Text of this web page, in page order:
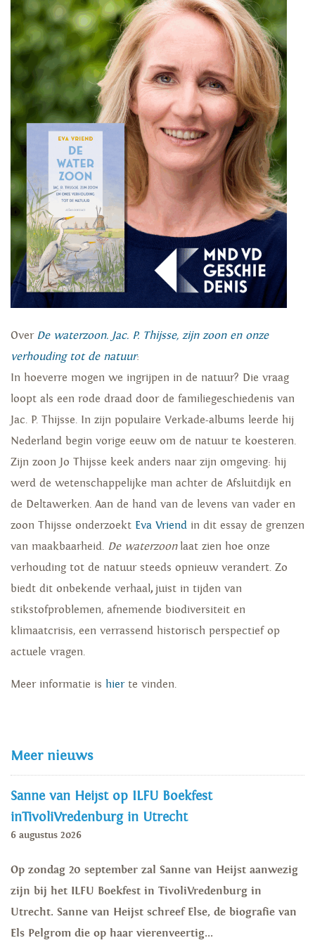
Over De waterzoon. Jac. P. Thijsse, zijn zoon en onze
verhouding tot de natuur:
In hoeverre mogen we ingrijpen in de natuur? Die vraag
loopt als een rode draad door de familiegeschiedenis van
Jac. P. Thijsse. In zijn populaire Verkade-albums leerde hij
Nederland begin vorige eeuw om de natuur te koesteren.
Zijn zoon Jo Thijsse keek anders naar zijn omgeving: hij
werd de wetenschappelijke man achter de Afsluitdijk en
de Deltawerken. Aan de hand van de levens van vader en
zoon Thijsse onderzoekt Eva Vriend in dit essay de grenzen
van maakbaarheid. De waterzoonlaat zien hoe onze
verhouding tot de natuur steeds opnieuw verandert. Zo
biedt dit onbekende verhaal, juist in tijden van
stikstofproblemen, afnemende biodiversiteit en
klimaatcrisis, een verrassend historisch perspectief op
actuele vragen.
Meer informatie is hierte vinden.
Meer nieuws
Sanne van Heijst op ILFU Boekfest
inTivoliVredenburg in Utrecht
6 augustus 2026
Op zondag 20 september zal Sanne van Heijst aanwezig
zijn bij het ILFU Boekfest in TivoliVredenburg in
Utrecht. Sanne van Heijst schreef Else, de biografie van
Els Pelgrom die op haar vierenveertig...